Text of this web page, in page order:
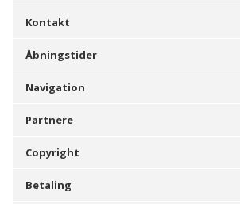
Kontakt
Åbningstider
Navigation
Partnere
Copyright
Betaling